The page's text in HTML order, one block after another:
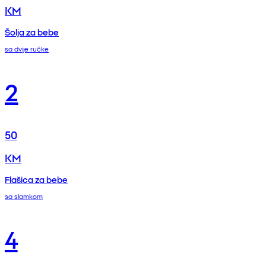
KM
Šolja za bebe
sa dvije ručke
2
50
KM
Flašica za bebe
sa slamkom
4